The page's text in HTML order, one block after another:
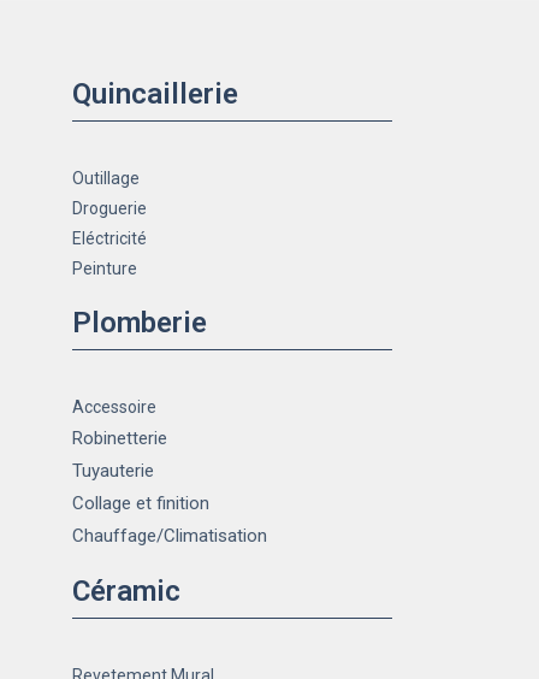
Quincaillerie
Outillage
Droguerie
Eléctricité
Peinture
Plomberie
Accessoire
Robinetterie
Tuyauterie
Collage et finition
Chauffage/Climatisation
Céramic
Revetement Mural